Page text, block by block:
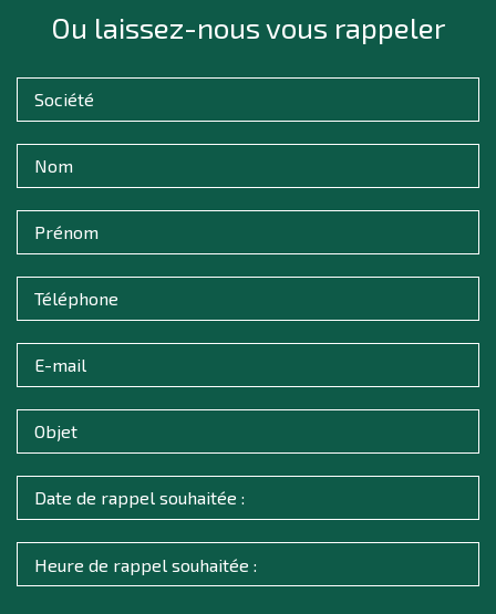
Ou laissez-nous vous rappeler